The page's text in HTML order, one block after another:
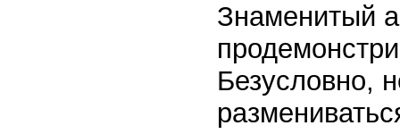
Знаменитый
Безусловно,